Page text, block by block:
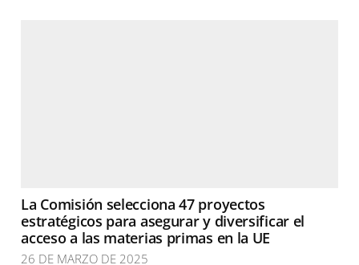
La Comisión selecciona 47 proyectos
estratégicos para asegurar y diversificar el
acceso a las materias primas en la UE
26 DE MARZO DE 2025